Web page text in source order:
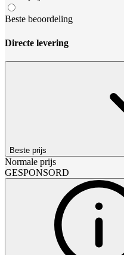
Beste beoordeling
Directe levering
Beste prijs
Normale prijs
GESPONSORD